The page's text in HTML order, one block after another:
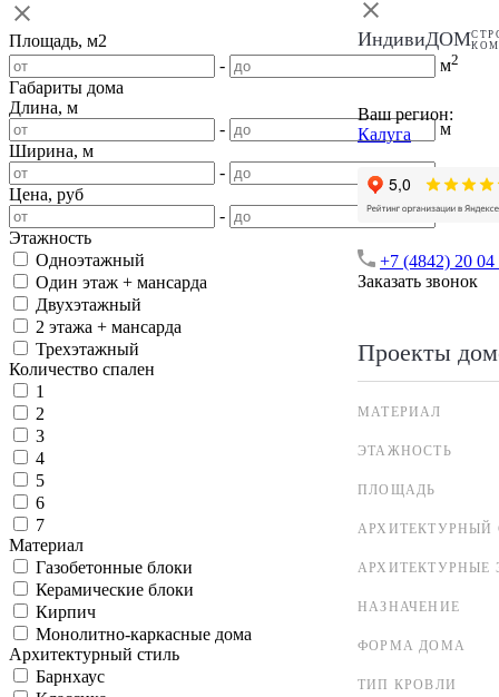
ИндивиДОМ
Ваш регион:
Калуга
+7 (4842) 20 04
Заказать звонок
Проекты
МАТЕРИАЛ
ЭТАЖНОСТЬ
ПЛОЩАДЬ
АРХИТЕКТУРНЫЙ
АРХИТЕКТУРНЫЕ
НАЗНАЧЕНИЕ
ФОРМА ДОМА
ТИП КРОВЛИ
Площадь, м2
-
м2
Габариты дома
Длина, м
-
м
Ширина, м
-
Цена, руб
-
Этажность
Одноэтажный
Один этаж + мансарда
Двухэтажный
2 этажа + мансарда
Трехэтажный
Количество спален
1
2
3
4
5
6
7
Материал
Газобетонные блоки
Керамические блоки
Кирпич
Монолитно-каркасные дома
Архитектурный стиль
Барнхаус